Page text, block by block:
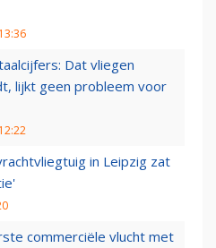
Dat vliegen
lijkt geen probleem voor
in Leipzig zat
commerciële vlucht met